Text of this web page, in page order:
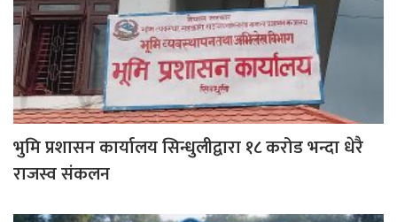
भुमि प्रशासन कार्यालय सिन्धुलीद्वारा १८ करोड भन्दा धेरै
राजस्व संकलन